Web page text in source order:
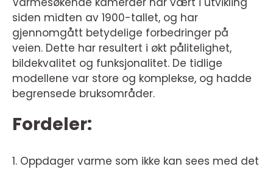
siden midten av 1900-tallet, og har
gjennomgått betydelige forbedringer på
veien. Dette har resultert i økt pålitelighet,
bildekvalitet og funksjonalitet. De tidlige
modellene var store og komplekse, og hadde
begrensede bruksområder.
Fordeler:
1. Oppdager varme som ikke kan sees med det